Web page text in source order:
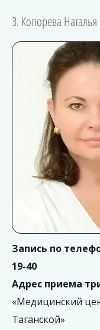
3. Копорева
Запись по
19-40
Адрес приема
«Медицинский
Таганской»